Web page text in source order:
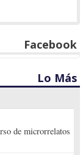
Facebook
Lo Más
de microrrelatos